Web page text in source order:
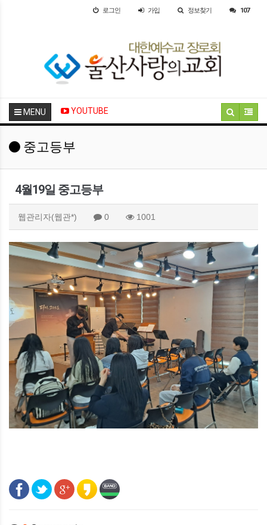
로그인 가입 정보찾기 107
MENU YOUTUBE
중고등부
4월19일 중고등부
웹관리자(웹관*) 0 1001